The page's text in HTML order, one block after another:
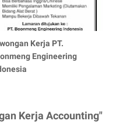
Kerja PT.
Engineering
Kerja Accounting"